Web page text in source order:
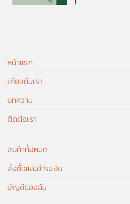
หน้าแรก
เกี่ยวกับเรา
บทความ
ติดต่อเรา
สินค้าทั้งหมด
สั่งซื้อและชำระเงิน
บัญชีของฉัน